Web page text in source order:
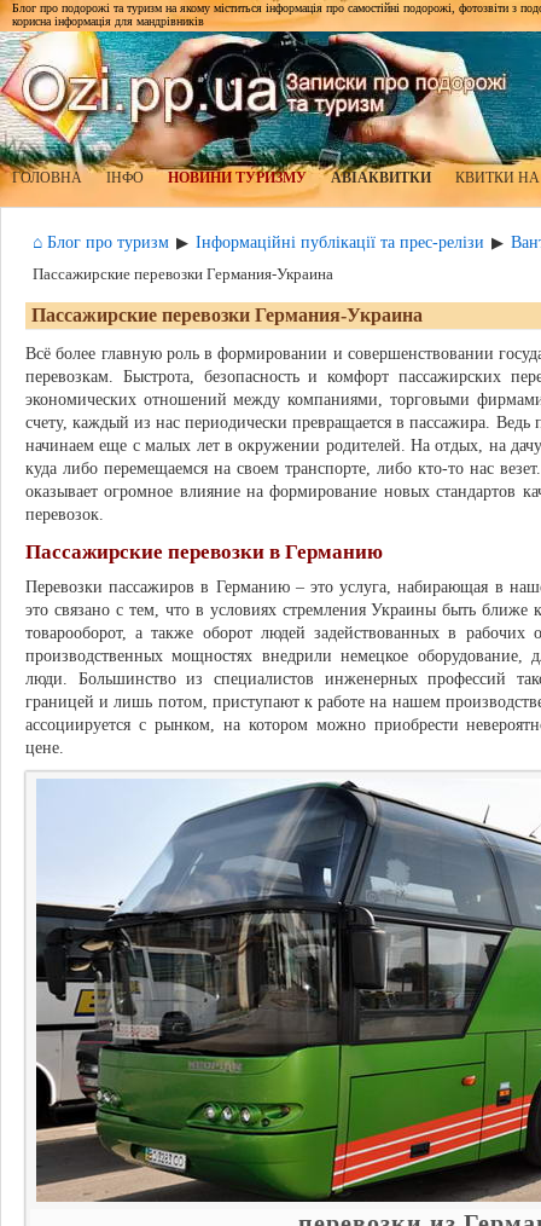
Блог про подорожі та туризм на якому міститься інформація про самостійні подорожі, фотозвіти з
корисна інформація для мандрівників
ГОЛОВНА ІНФО НОВИНИ ТУРИЗМУ АВІАКВИТКИ КВИТКИ
⌂ Блог про туризм ▶ Інформаційні публікації та прес-релізи ▶
Пассажирские перевозки Германия-Украина
Пассажирские перевозки Германия-Украина
Всё более главную роль в формировании и совершенствовании
перевозкам. Быстрота, безопасность и комфорт пассажирских
экономических отношений между компаниями, торговыми
счету, каждый из нас периодически превращается в пассажира.
начинаем еще с малых лет в окружении родителей. На отдых, на
куда либо перемещаемся на своем транспорте, либо кто-то нас
оказывает огромное влияние на формирование новых стандартов
перевозок.
Пассажирские перевозки в Германию
Перевозки пассажиров в Германию – это услуга, набирающая в
это связано с тем, что в условиях стремления Украины быть ближе
товарооборот, а также оборот людей задействованных в
производственных мощностях внедрили немецкое оборудование,
люди. Большинство из специалистов инженерных профессий
границей и лишь потом, приступают к работе на нашем
ассоциируется с рынком, на котором можно приобрести
цене.